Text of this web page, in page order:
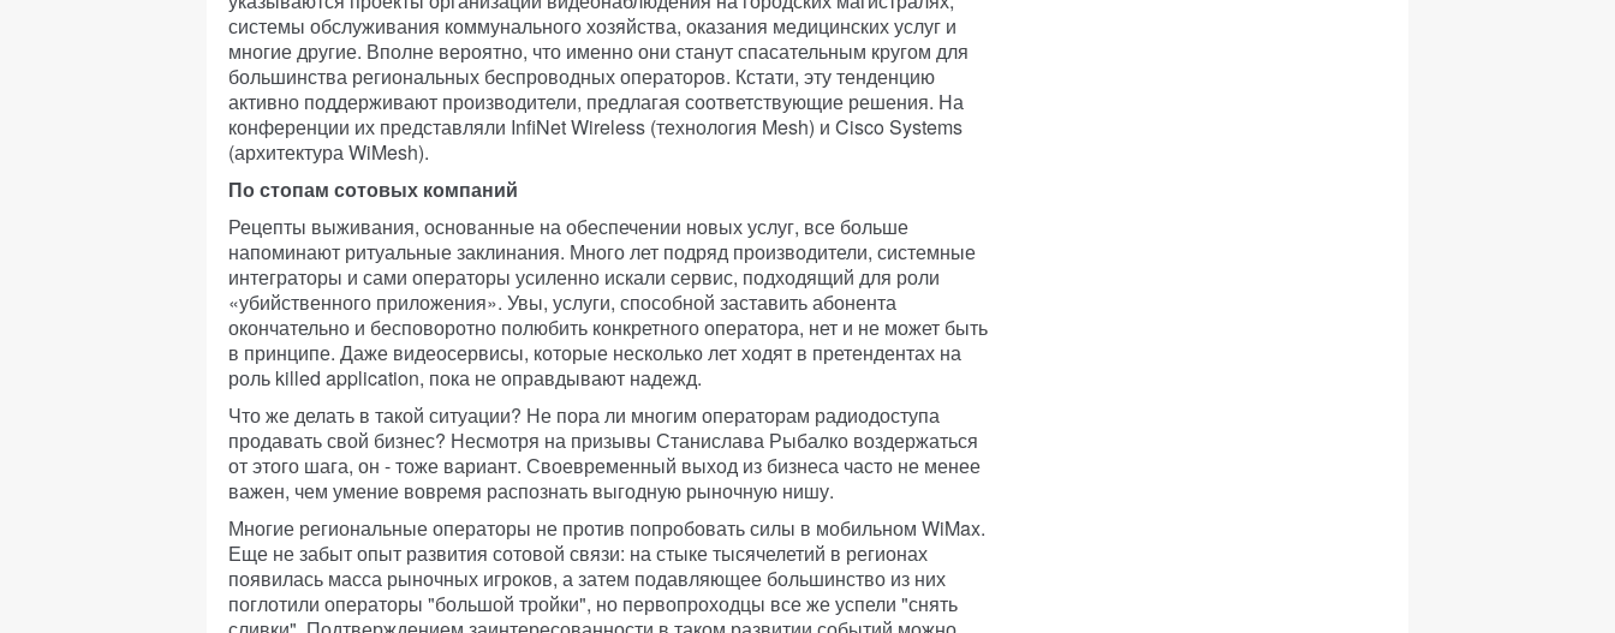
системы обслуживания коммунального хозяйства, оказания медицинских услуг и
многие другие. Вполне вероятно, что именно они станут спасательным кругом для
большинства региональных беспроводных операторов. Кстати, эту тенденцию
активно поддерживают производители, предлагая соответствующие решения. На
конференции их представляли InfiNet Wireless (технология Mesh) и Cisco Systems
(архитектура WiMesh).
По стопам сотовых компаний
Рецепты выживания, основанные на обеспечении новых услуг, все больше
напоминают ритуальные заклинания. Много лет подряд производители, системные
интеграторы и сами операторы усиленно искали сервис, подходящий для роли
«убийственного приложения». Увы, услуги, способной заставить абонента
окончательно и бесповоротно полюбить конкретного оператора, нет и не может быть
в принципе. Даже видеосервисы, которые несколько лет ходят в претендентах на
роль killed application, пока не оправдывают надежд.
Что же делать в такой ситуации? Не пора ли многим операторам радиодоступа
продавать свой бизнес? Несмотря на призывы Станислава Рыбалко воздержаться
от этого шага, он - тоже вариант. Своевременный выход из бизнеса часто не менее
важен, чем умение вовремя распознать выгодную рыночную нишу.
Многие региональные операторы не против попробовать силы в мобильном WiMax.
Еще не забыт опыт развития сотовой связи: на стыке тысячелетий в регионах
появилась масса рыночных игроков, а затем подавляющее большинство из них
поглотили операторы "большой тройки", но первопроходцы все же успели "снять